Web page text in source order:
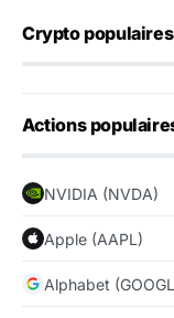
Crypto populaires
Actions
NVIDIA (NVDA)
Apple (AAPL)
Alphabet